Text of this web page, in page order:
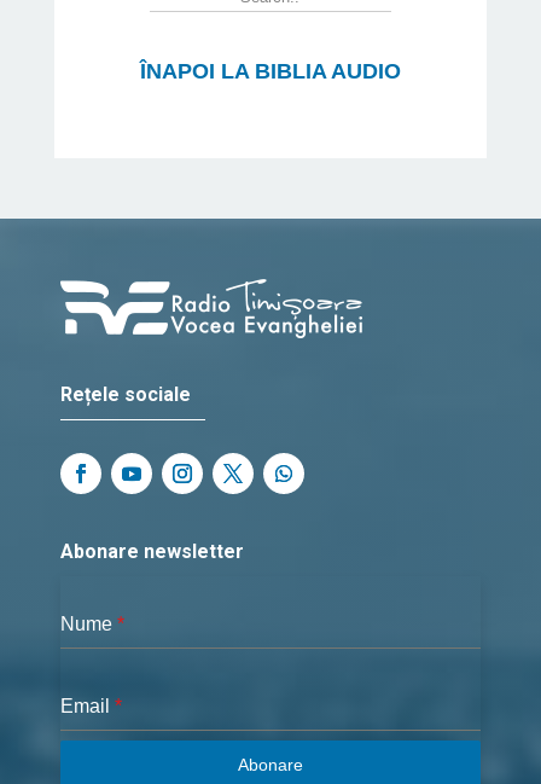
ÎNAPOI LA BIBLIA AUDIO
Rețele sociale
Abonare newsletter
Nume *
Email *
Abonare